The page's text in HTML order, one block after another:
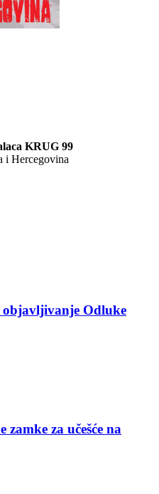
KRUG 99
i Hercegovina
Odluke
za učešće na